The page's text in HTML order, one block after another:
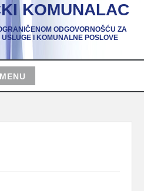
KOMUNALAC
ODGOVORNOŠĆU ZA
I KOMUNALNE POSLOVE
MENU